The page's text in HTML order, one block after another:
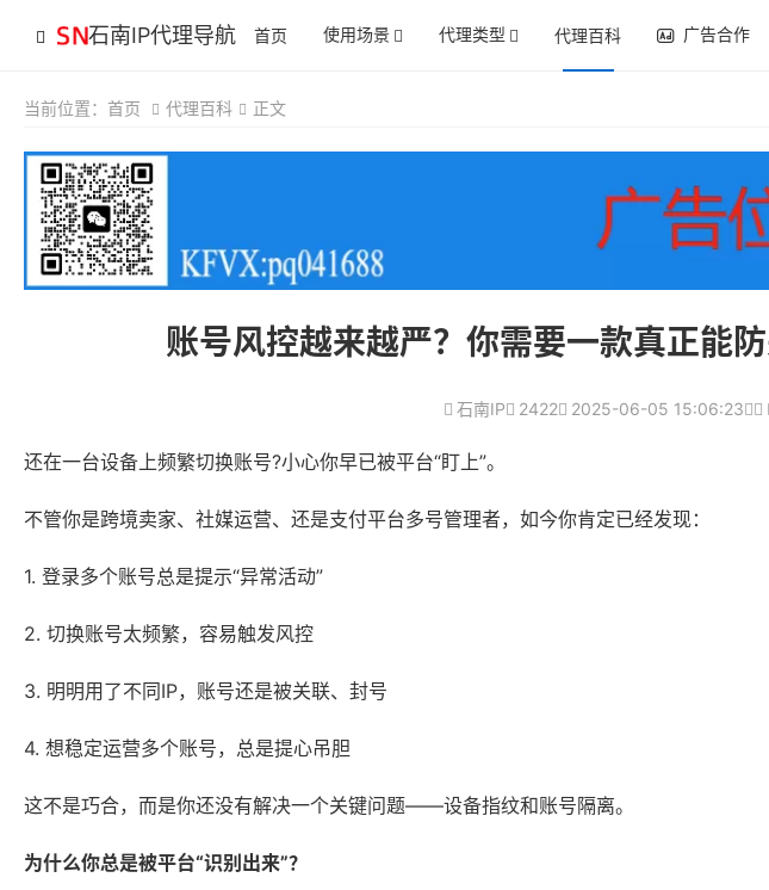
石南IP代理导航 首页 使用场景 代理类型 代理百科 广告合作
当前位置： 首页 代理百科 正文
账号风控越来越严？你需要一款真正能
石南IP 2422 2025-06-05 15:06:23
还在一台设备上频繁切换账号?小心你早已被平台“盯上”。
不管你是跨境卖家、社媒运营、还是支付平台多号管理者，如今你肯定已经发现：
1. 登录多个账号总是提示“异常活动”
2. 切换账号太频繁，容易触发风控
3. 明明用了不同IP，账号还是被关联、封号
4. 想稳定运营多个账号，总是提心吊胆
这不是巧合，而是你还没有解决一个关键问题——设备指纹和账号隔离。
为什么你总是被平台“识别出来”？